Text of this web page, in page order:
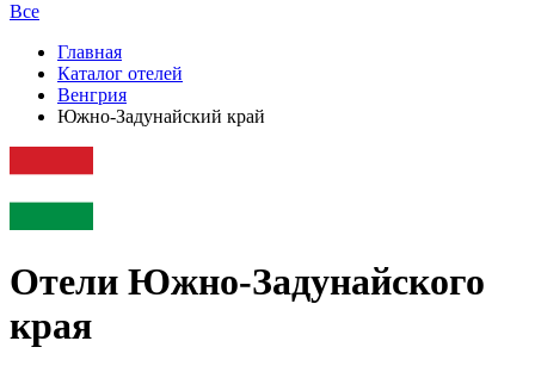
Все
Главная
Каталог отелей
Венгрия
Южно-Задунайский край
Отели Южно-Задунайского
края